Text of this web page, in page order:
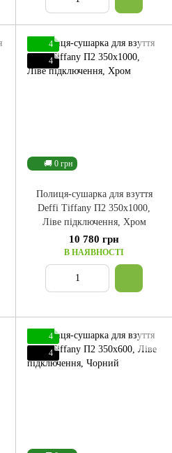
🚚 0 грн
4
4
Полиця-сушарка для взуття
Deffi Tiffany П2 350x1000,
Ліве підключення, Хром
10 780 грн
В НАЯВНОСТІ
4
4